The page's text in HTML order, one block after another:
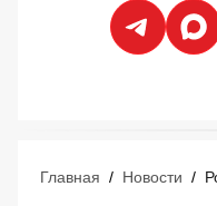
Главная / Новости /